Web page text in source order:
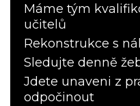
Máme tým
učitelů
Rekonstrukce s
Sledujte denně
Jdete unaveni z
odpočinout